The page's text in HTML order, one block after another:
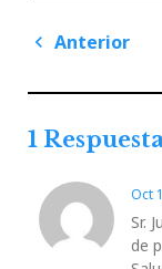
entradas
Anterior
1
Oct
Sr.
de